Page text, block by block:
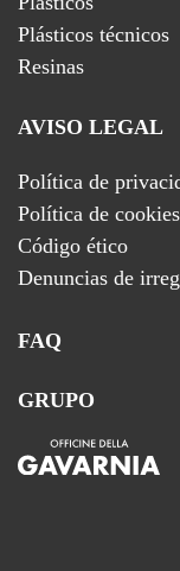
Plásticos técnicos
Resinas
AVISO LEGAL
Política de
Política de cookies
Código ético
Denuncias de
FAQ
GRUPO